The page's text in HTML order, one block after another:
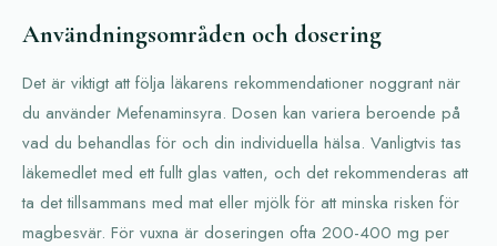
Användningsområden och dosering
Det är viktigt att följa läkarens rekommendationer noggrant när
du använder Mefenaminsyra. Dosen kan variera beroende på
vad du behandlas för och din individuella hälsa. Vanligtvis tas
läkemedlet med ett fullt glas vatten, och det rekommenderas att
ta det tillsammans med mat eller mjölk för att minska risken för
magbesvär. För vuxna är doseringen ofta 200-400 mg per